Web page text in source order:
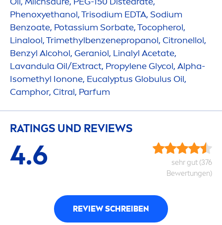
Phenoxyethanol, Trisodium EDTA, Sodium
Benzoate, Potassium Sorbate, Tocopherol,
Linalool, Trimethylbenzenepropanol, Citronellol,
Benzyl Alcohol, Geraniol, Linalyl Acetate,
Lavandula Oil/Extract, Propylene Glycol, Alpha-
Isomethyl Ionone, Eucalyptus Globulus Oil,
Camphor, Citral, Parfum
RATINGS UND REVIEWS
4.6
sehr gut (376
Bewertungen)
REVIEW SCHREIBEN